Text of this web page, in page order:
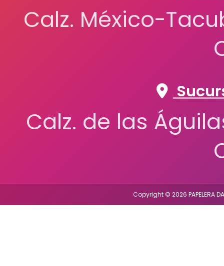
INOXCROM
JOENALDI
KIUT
Calz. México-
Calz. de las
Copyright © 2026 PAPELERA